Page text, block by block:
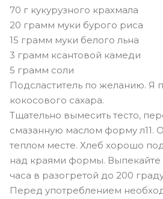
70 г кукурузного крахмала
20 грамм муки бурого риса
15 грамм муки белого льна
3 грамм ксантовой камеди
5 грамм соли
Подсластитель по желанию. Я
кокосового сахара.
Тщательно вымесить тесто,
смазанную маслом форму л11.
теплом месте. Хлеб хорошо
над краями формы. Выпекайте
часа в разогретой до 200
Перед употреблением